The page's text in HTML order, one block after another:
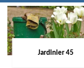
Jardinier 45